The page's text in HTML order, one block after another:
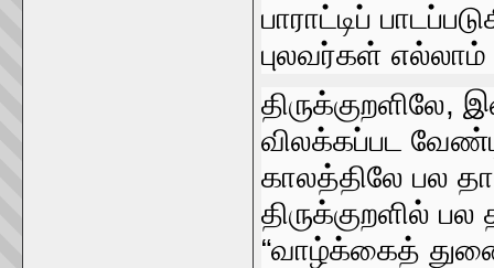
பாராட்டிப்‌
புலவர்கள்‌
விலக்கப்பட
காலத்திலே பல
திருக்குறளில்‌
“வாழ்க்கைத்‌